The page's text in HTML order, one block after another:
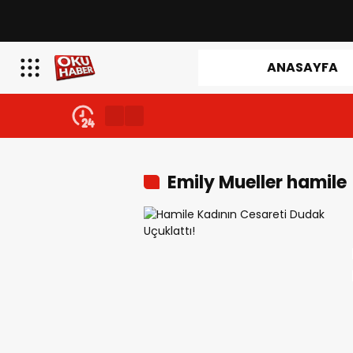
ANASAYFA
Emily Mueller hamile